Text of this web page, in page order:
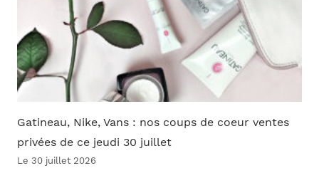
Gatineau, Nike, Vans : nos coups de coeur ventes
privées de ce jeudi 30 juillet
Le 30 juillet 2026